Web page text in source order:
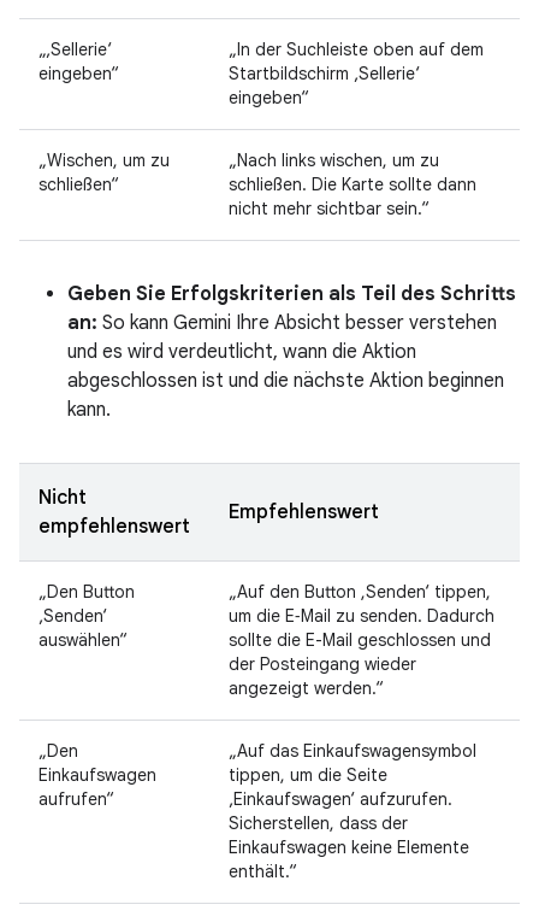
„‚Sellerie‘
eingeben“
„In der Suchleiste oben auf dem
Startbildschirm ‚Sellerie‘
eingeben“
„Wischen, um zu
schließen“
„Nach links wischen, um zu
schließen. Die Karte sollte dann
nicht mehr sichtbar sein.“
Geben Sie Erfolgskriterien als Teil des Schritts
an: So kann Gemini Ihre Absicht besser verstehen
und es wird verdeutlicht, wann die Aktion
abgeschlossen ist und die nächste Aktion beginnen
kann.
Nicht
empfehlenswert
Empfehlenswert
„Den Button
‚Senden‘
auswählen“
„Auf den Button ,Senden‘ tippen,
um die E‑Mail zu senden. Dadurch
sollte die E-Mail geschlossen und
der Posteingang wieder
angezeigt werden.“
„Den
Einkaufswagen
aufrufen“
„Auf das Einkaufswagensymbol
tippen, um die Seite
‚Einkaufswagen‘ aufzurufen.
Sicherstellen, dass der
Einkaufswagen keine Elemente
enthält.“